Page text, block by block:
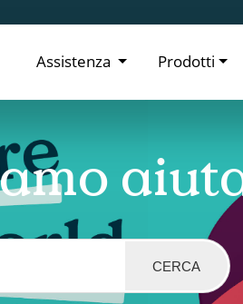
Assistenza Prodotti
CERCA